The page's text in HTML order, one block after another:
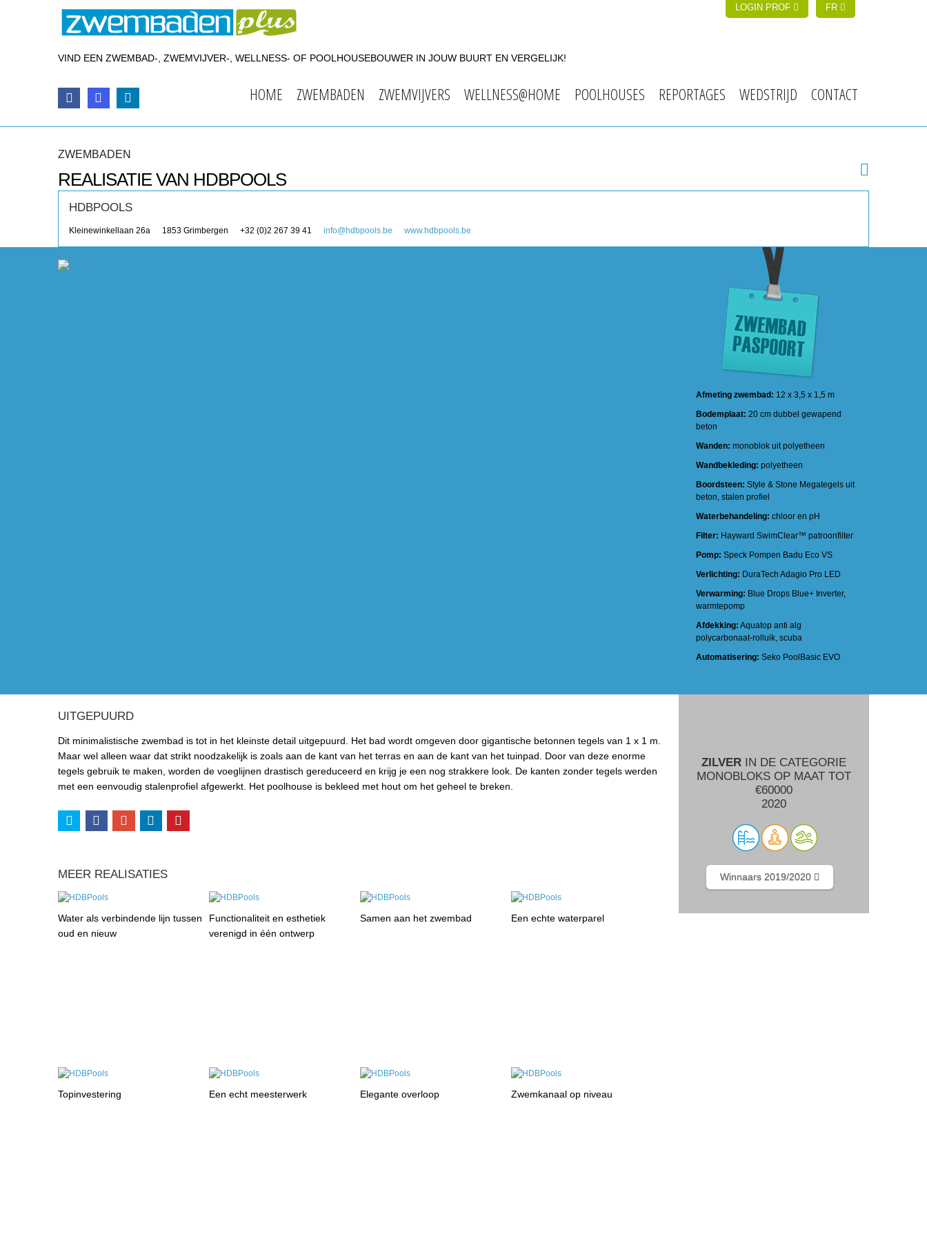
LOGIN PROF FR
VIND EEN ZWEMBAD-, ZWEMVIJVER-, WELLNESS- OF POOLHOUSEBOUWER IN JOUW BUURT EN VERGELIJK!
HOME ZWEMBADEN ZWEMVIJVERS WELLNESS@HOME POOLHOUSES REPORTAGES WEDSTRIJD CONTACT
ZWEMBADEN
REALISATIE VAN HDBPOOLS
HDBPOOLS
Kleinewinkellaan 26a 1853 Grimbergen +32 (0)2 267 39 41 info@hdbpools.be www.hdbpools.be
Afmeting zwembad: 12 x 3,5 x 1,5 m
Bodemplaat: 20 cm dubbel gewapend
beton
Wanden: monoblok uit polyetheen
Wandbekleding: polyetheen
Boordsteen: Style & Stone Megategels uit
beton, stalen profiel
Waterbehandeling: chloor en pH
Filter: Hayward SwimClear™ patroonfilter
Pomp: Speck Pompen Badu Eco VS
Verlichting: DuraTech Adagio Pro LED
Verwarming: Blue Drops Blue+ Inverter,
warmtepomp
Afdekking: Aquatop anti alg
polycarbonaat-rolluik, scuba
Automatisering: Seko PoolBasic EVO
UITGEPUURD
Dit minimalistische zwembad is tot in het kleinste detail uitgepuurd. Het bad wordt omgeven door gigantische betonnen tegels van 1 x 1 m.
Maar wel alleen waar dat strikt noodzakelijk is zoals aan de kant van het terras en aan de kant van het tuinpad. Door van deze enorme
tegels gebruik te maken, worden de voeglijnen drastisch gereduceerd en krijg je een nog strakkere look. De kanten zonder tegels werden
met een eenvoudig stalenprofiel afgewerkt. Het poolhouse is bekleed met hout om het geheel te breken.
MEER REALISATIES
Water als verbindende lijn tussen
oud en nieuw
Functionaliteit en esthetiek
verenigd in één ontwerp
Samen aan het zwembad Een echte waterparel
Topinvestering Een echt meesterwerk Elegante overloop Zwemkanaal op niveau
ZILVER IN DE CATEGORIE
MONOBLOKS OP MAAT TOT
€60000
2020
Winnaars 2019/2020